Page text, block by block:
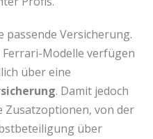
passende Versicherung.
Ferrari-Modelle verfügen
über eine
. Damit jedoch
Zusatzoptionen, von der
über